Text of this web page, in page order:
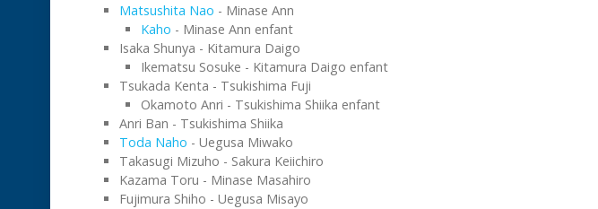
Matsushita Nao - Minase Ann
Kaho - Minase Ann enfant
Isaka Shunya - Kitamura Daigo
Ikematsu Sosuke - Kitamura Daigo enfant
Tsukada Kenta - Tsukishima Fuji
Okamoto Anri - Tsukishima Shiika enfant
Anri Ban - Tsukishima Shiika
Toda Naho - Uegusa Miwako
Takasugi Mizuho - Sakura Keiichiro
Kazama Toru - Minase Masahiro
Fujimura Shiho - Uegusa Misayo